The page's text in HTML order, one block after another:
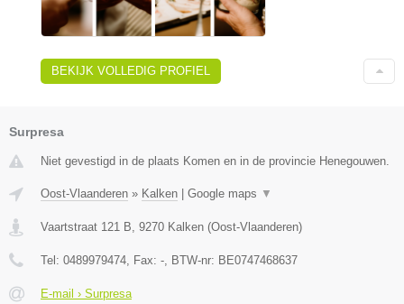
BEKIJK VOLLEDIG PROFIEL
Surpresa
Niet gevestigd in de plaats Komen en in de provincie Henegouwen.
Oost-Vlaanderen » Kalken Google maps ▼
Vaartstraat 121 B, 9270 Kalken (Oost-Vlaanderen)
Tel: 0489979474, Fax: -, BTW-nr: BE0747468637
E-mail › Surpresa